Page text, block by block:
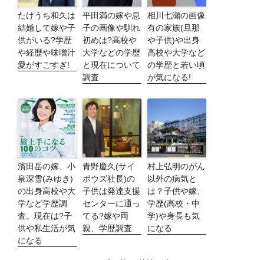
たけうち和久は
結婚して嫁や子
供がいる?学歴
や経歴や味噌汁
愛がすごすぎ!
平田満の嫁や息
子の画像や馴れ
初めは?高校や
大学などの学歴
と現在について
調査
相川七瀬の画像
有の家族(旦那
や子供)や出身
高校や大学など
の学歴と若い頃
が気になる!
濱田岳の嫁、小
泉深雪(みゆき)
の出身高校や大
学など学歴調
査。現在は?子
供や私生活が気
になる
青野慶久(サイ
ボウズ社長)の
子供は発達支援
センターに通っ
てる?嫁や両
親、学歴調査
村上弘明のがん
以外の病気と
は？子供や嫁、
学歴(高校・中
学)や身長も気
になる